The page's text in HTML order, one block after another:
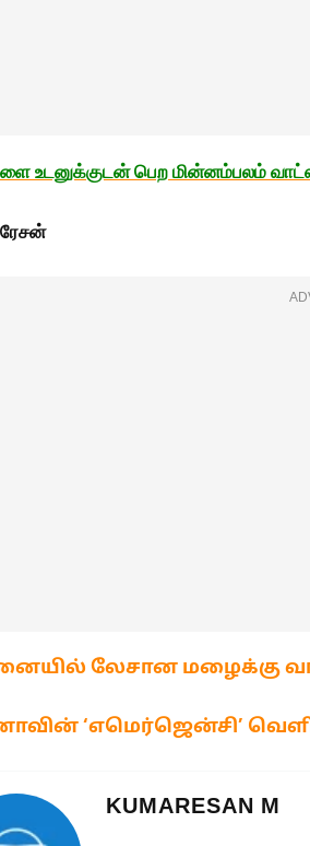
உடனுக்குடன் பெற மின்னம்பலம்
லேசான மழைக்கு
‘எமெர்ஜென்சி’
KUMARESAN M